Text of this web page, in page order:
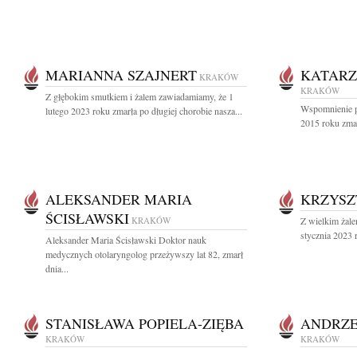
MARIANNA SZAJNERT KRAKÓW
Z głębokim smutkiem i żalem zawiadamiamy, że 1
lutego 2023 roku zmarła po długiej chorobie nasza...
KRAKÓW
Wspomnienie
2015 roku
ALEKSANDER MARIA
ŚCISŁAWSKI KRAKÓW
Aleksander Maria Ścisławski Doktor nauk
medycznych otolaryngolog przeżywszy lat 82, zmarł
dnia...
Z wielkim
stycznia 2023
STANISŁAWA POPIELA-ZIĘBA
KRAKÓW KRAKÓW